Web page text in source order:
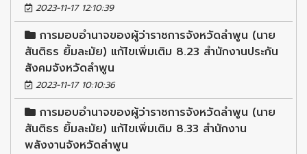
2023-11-17 12:10:39
การมอบอำนาจของผู้ว่าราชการจังหวัดลำพูน (นาย
สันติธร ยิ้มละมัย) แก้ไขเพิ่มเติม 8.23 สำนักงานประกัน
สังคมจังหวัดลำพูน
2023-11-17 10:10:36
การมอบอำนาจของผู้ว่าราชการจังหวัดลำพูน (นาย
สันติธร ยิ้มละมัย) แก้ไขเพิ่มเติม 8.33 สำนักงาน
พลังงานจังหวัดลำพูน